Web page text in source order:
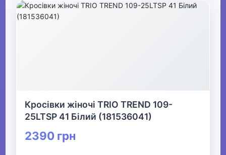
Кросівки жіночі TRIO TREND 109-
25LTSP 41 Білий (181536041)
2390 грн